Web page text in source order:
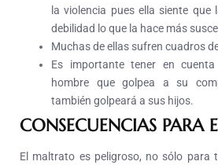
la violencia pues ella siente
debilidad lo que la hace más
Muchas de ellas sufren cuadros
Es importante tener en cuenta
hombre que golpea a su
también golpeará a sus hijos.
CONSECUENCIAS PARA
El maltrato es peligroso, no sólo para